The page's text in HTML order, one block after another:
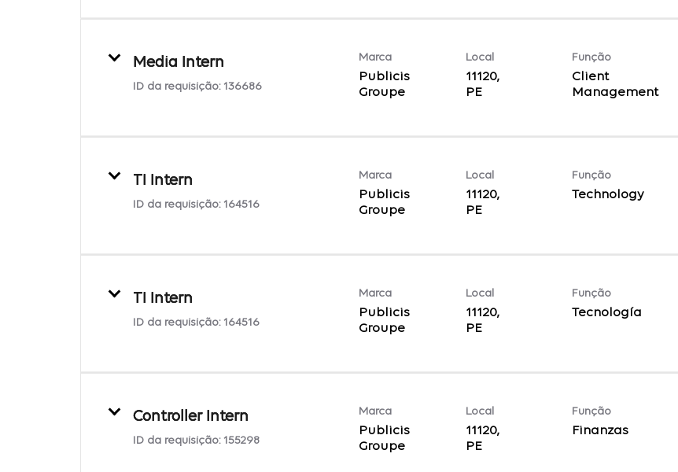
Media Intern
ID da requisição: 136686
Marca
Publicis
Groupe
Local
11120,
PE
Função
Client
Management
TI Intern
ID da requisição: 164516
Marca
Publicis
Groupe
Local
11120,
PE
Função
Technology
TI Intern
ID da requisição: 164516
Marca
Publicis
Groupe
Local
11120,
PE
Função
Tecnología
Controller Intern
ID da requisição: 155298
Marca
Publicis
Groupe
Local
11120,
PE
Função
Finanzas